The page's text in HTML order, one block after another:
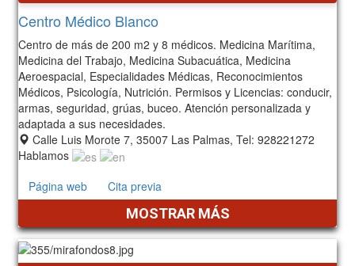
Centro Médico Blanco
Centro de más de 200 m2 y 8 médicos. Medicina Marítima,
Medicina del Trabajo, Medicina Subacuática, Medicina
Aeroespacial, Especialidades Médicas, Reconocimientos
Médicos, Psicología, Nutrición. Permisos y Licencias: conducir,
armas, seguridad, grúas, buceo. Atención personalizada y
adaptada a sus necesidades.
Calle Luis Morote 7, 35007 Las Palmas, Tel: 928221272
Hablamos
Página web
Cita previa
MOSTRAR MÁS